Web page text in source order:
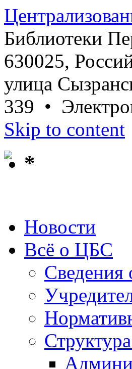
Библиотеки
630025,
улица
339 •
Skip to content
*
Новости
Всё о ЦБС
Сведения